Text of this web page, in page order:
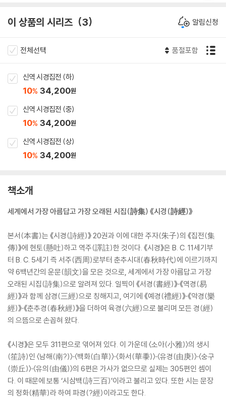
이 상품의 시리즈 3 알림신청
전체선택 품절포함
신역 시경집전 (하)
10% 34,200원
신역 시경집전 (중)
10% 34,200원
신역 시경집전 (상)
10% 34,200원
책소개
세계에서 가장 아름답고 가장 오래된 시집(詩集) 《시경(詩經)》
본서(本書)는 《시경(詩經)》 20권과 이에 대한 주자(朱子)의 《집전(集
傳)》에 현토(懸吐)하고 역주(譯註)한 것이다. 《시경》은 B. C. 11세기부
터 B. C. 5세기 즉 서주(西周)로부터 춘추시대(春秋時代)에 이르기까지
약 6백년간의 운문(韻文)을 모은 것으로, 세계에서 가장 아름답고 가장
오래된 시집(詩集)으로 알려져 있다. 일찍이 《서경(書經)》·《역경(易
經)》과 함께 삼경(三經)으로 칭해지고, 여기에 《예경(禮經)》·《악경(樂
經)》·《춘추경(春秋經)》을 더하여 육경(六經)으로 불리며 모든 경(經)
의 으뜸으로 손꼽혀 왔다.
《시경》은 모두 311편으로 엮어져 있다. 이 가운데 〈소아(小雅)〉의 생시
(笙詩)인 〈남해(南?)〉·〈백화(白華)〉·〈화서(華黍)〉·〈유경(由庚)〉·〈숭구
(崇丘)〉·〈유의(由儀)〉의 6편은 가사가 없으므로 실제는 305편인 셈이
다. 이 때문에 보통 ‘시삼백(詩三百)’이라고 불리고 있다. 또한 시는 문장
의 정화(精華)라 하여 파경(?經)이라고도 한다.